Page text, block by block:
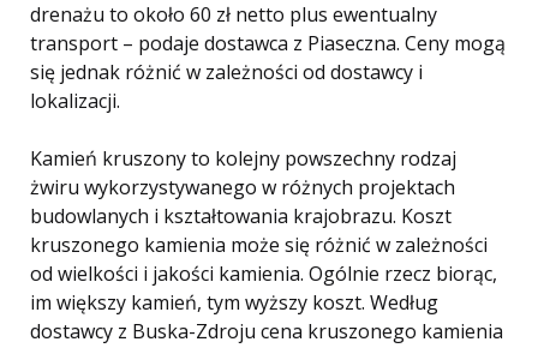
drenażu to około 60 zł netto plus ewentualny
transport – podaje dostawca z Piaseczna. Ceny mogą
się jednak różnić w zależności od dostawcy i
lokalizacji.
Kamień kruszony to kolejny powszechny rodzaj
żwiru wykorzystywanego w różnych projektach
budowlanych i kształtowania krajobrazu. Koszt
kruszonego kamienia może się różnić w zależności
od wielkości i jakości kamienia. Ogólnie rzecz biorąc,
im większy kamień, tym wyższy koszt. Według
dostawcy z Buska-Zdroju cena kruszonego kamienia